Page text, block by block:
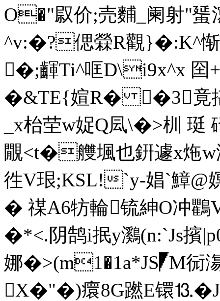
O�"叞价;売麱_阑射"
^v:�?偲檾R觀}�:K^惭
�;齳Ti^哐D\i9x^x 囶
�&TE{媗R� �3竟揕
_x枱茔w娖Q凨\�>杊 珽
覵<t�艭堸也銒遽x
徃V珢;KSL!`y-娼`鱆
� 禖A6牥輪锍紳O冲
�*<.阴鹄i抿y鸂(n:`Js擯
娜�>(m1�1a*JS◤M衏
X�"�)癏8G蹨E镮